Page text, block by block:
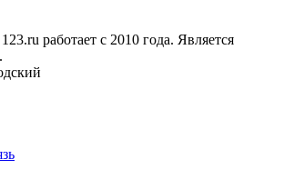
работает с 2010 года. Является